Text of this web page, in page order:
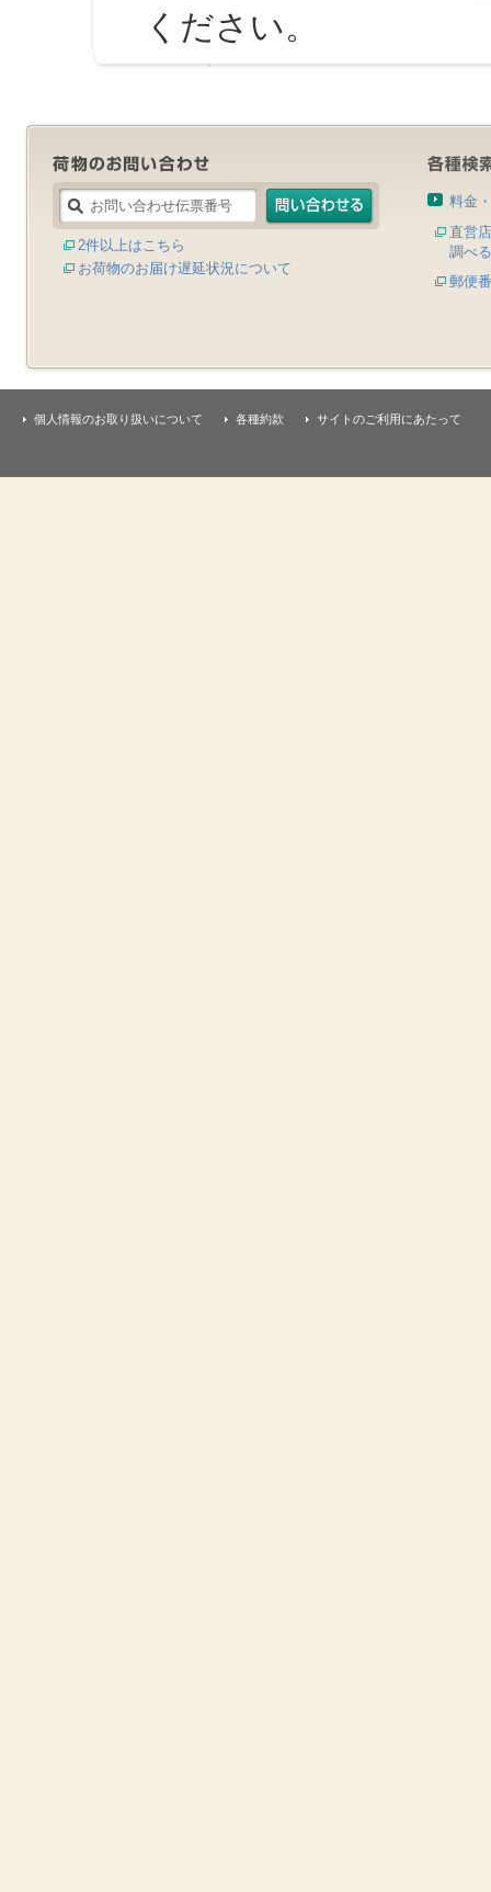
ください。
2件以上はこちら
お荷物のお届け遅延状況について
料金
直営
調べる
郵便
個人情報のお取り扱いについて 各種約款 サイトのご利用にあたって